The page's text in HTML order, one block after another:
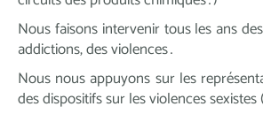
Nous faisons intervenir tous les ans
addictions, des violences…
Nous nous appuyons sur les
des dispositifs sur les violences sexistes